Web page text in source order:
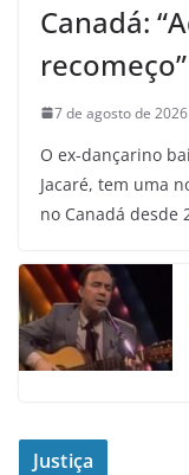
Canadá:
recomeço”
7 de agosto de 2026
O ex-dançarino
Jacaré, tem uma
no Canadá desde
Justiça